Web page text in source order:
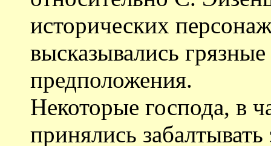
исторических
высказывались
предположения.
Некоторые господа, в
принялись